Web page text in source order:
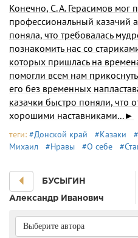
Конечно, С. А. Герасимов мог
профессиональный казачий
поняла, что требовалась
познакомить нас со
которых пришлась на
помогли всем нам
его без временных
казачки быстро поняли, что
хорошими наставниками...►
теги: #Донской край #Казаки
Михаил
#Нравы #О себе
БУСЫГИН
Александр Иванович
Выберите автора